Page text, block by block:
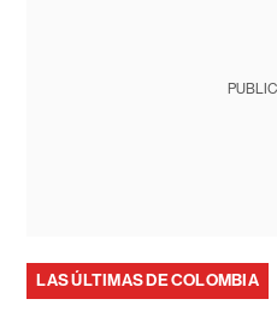
LAS ÚLTIMAS DE COLOMBIA